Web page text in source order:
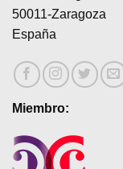
50011-Zaragoza
España
Miembro: